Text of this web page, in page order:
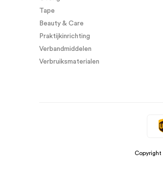
Tape
Beauty & Care
Praktijkinrichting
Verbandmiddelen
Verbruiksmaterialen
Copyright